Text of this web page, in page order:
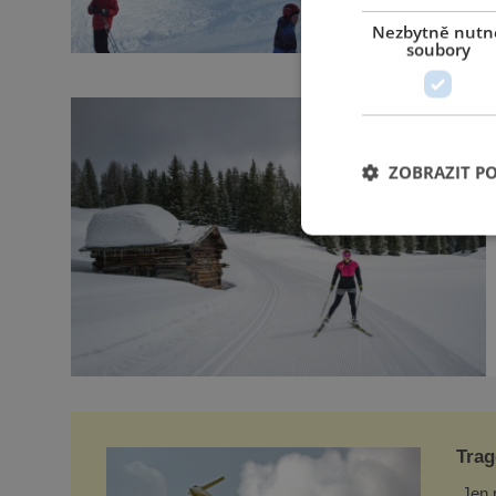
Nezbytně
soubory
ZOBRAZIT